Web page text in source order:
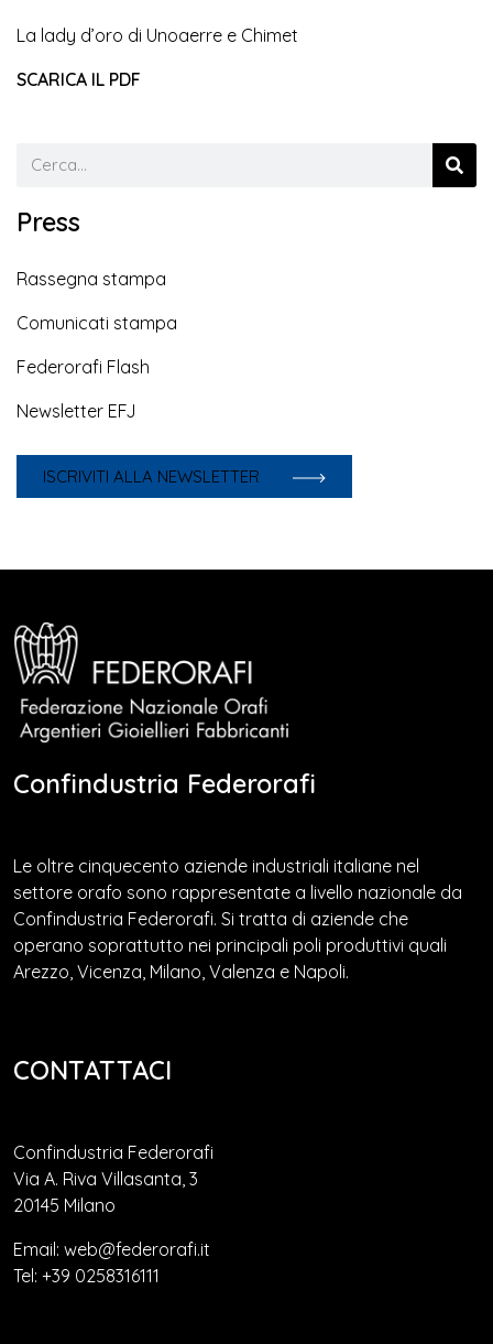
La lady d’oro di Unoaerre e Chimet
SCARICA IL PDF
Press
Rassegna stampa
Comunicati stampa
Federorafi Flash
Newsletter EFJ
ISCRIVITI ALLA NEWSLETTER
Confindustria Federorafi
Le oltre cinquecento aziende industriali italiane nel
settore orafo sono rappresentate a livello nazionale da
Confindustria Federorafi. Si tratta di aziende che
operano soprattutto nei principali poli produttivi quali
Arezzo, Vicenza, Milano, Valenza e Napoli.
CONTATTACI
Confindustria Federorafi
Via A. Riva Villasanta, 3
20145 Milano
Email: web@federorafi.it
Tel: +39 0258316111